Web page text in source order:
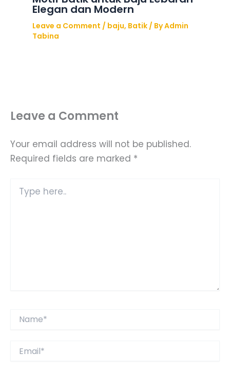
Elegan dan Modern
Leave a Comment / baju, Batik/ ByAdmin
Tabina
Leave a Comment
Your email address will not be published.
Required fields are marked *
here..